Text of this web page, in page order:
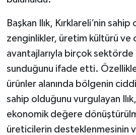
Başkan Ilık, Kırklareli’nin
zenginlikler, üretim kültürü ve
avantajlarıyla birçok sektörde
sunduğunu ifade etti. Özellikle
ürünler alanında bölgenin
sahip olduğunu vurgulayan
ekonomik değere
üreticilerin desteklenmesinin